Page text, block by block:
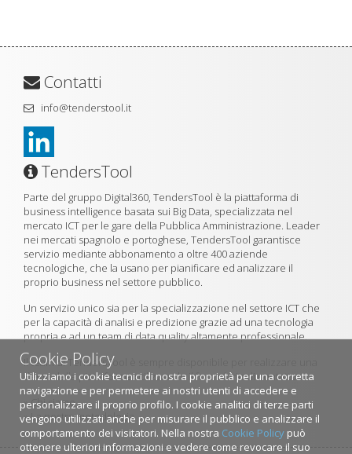
Cookie Policy
Utilizziamo i cookie tecnici di nostra proprietà per una corretta
navigazione e per permetere ai nostri utenti di accedere e
personalizzare il proprio profilo. I cookie analitici di terze parti
vengono utilizzati anche per misurare il pubblico e analizzare il
comportamento dei visitatori. Nella nostra Cookie Policy può
ottenere ulteriori informazioni e vedere come revocare il suo
Contatti
info@tenderstool.it
TendersTool
Parte del gruppo Digital360, TendersTool è la piattaforma di
business intelligence basata sui Big Data, specializzata nel
mercato ICT per le gare della Pubblica Amministrazione. Leader
nei mercati spagnolo e portoghese, TendersTool garantisce
servizio mediante abbonamento a oltre 400 aziende
tecnologiche, che la usano per pianificare ed analizzare il
proprio business nel settore pubblico.
Un servizio unico sia per la specializzazione nel settore ICT che
per la capacità di analisi e predizione grazie ad una tecnologia
propria e ad un team di data quality altamente professionale.
Il team di TendersTool è sempre disponibile per realizzare una
demo della piattaforma utilizzando il formulario di contatto.
»Chi siamo
»La nostra metodologia